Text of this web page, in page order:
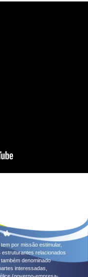
por missão estimular,
relacionados
denominado
interessadas,